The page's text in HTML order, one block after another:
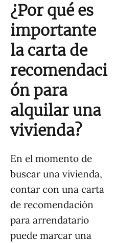
¿Por qué es
importante
la carta de
recomendaci
ón para
alquilar una
vivienda?
En el momento de
buscar una vivienda,
contar con una carta
de recomendación
para arrendatario
puede marcar una